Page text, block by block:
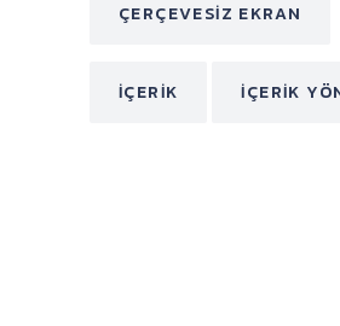
ÇERÇEVESIZ EKRAN
İÇERIK İÇERIK